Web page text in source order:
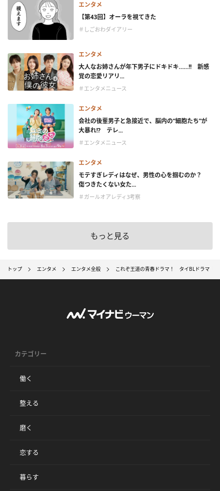
エンタメ
【第43回】オーラを視てきた
＃しごおわダイアリー
エンタメ
大人なお姉さんが年下男子にドキドキ……!! 新感
覚の恋愛リアリ...
＃エンタメニュース
エンタメ
会社の後輩男子と急接近で、脳内の“細胞たち”が
大暴れ!? テレ...
＃エンタメニュース
エンタメ
モテすぎレディはなぜ、男性の心を掴むのか？
傷つきたくない女た...
＃ガールオアレディ3考察
もっと見る
トップ エンタメ エンタメ全般 これぞ王道の青春ドラマ！ タイBLドラマ『
カテゴリー
働く
整える
磨く
恋する
暮らす